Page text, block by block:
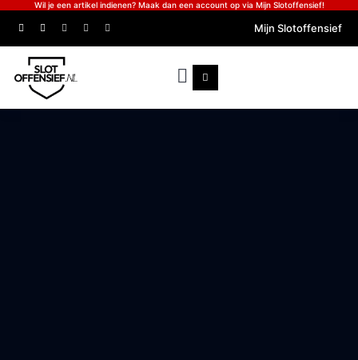
Wil je een artikel indienen? Maak dan een account op via Mijn Slotoffensief!
Mijn Slotoffensief